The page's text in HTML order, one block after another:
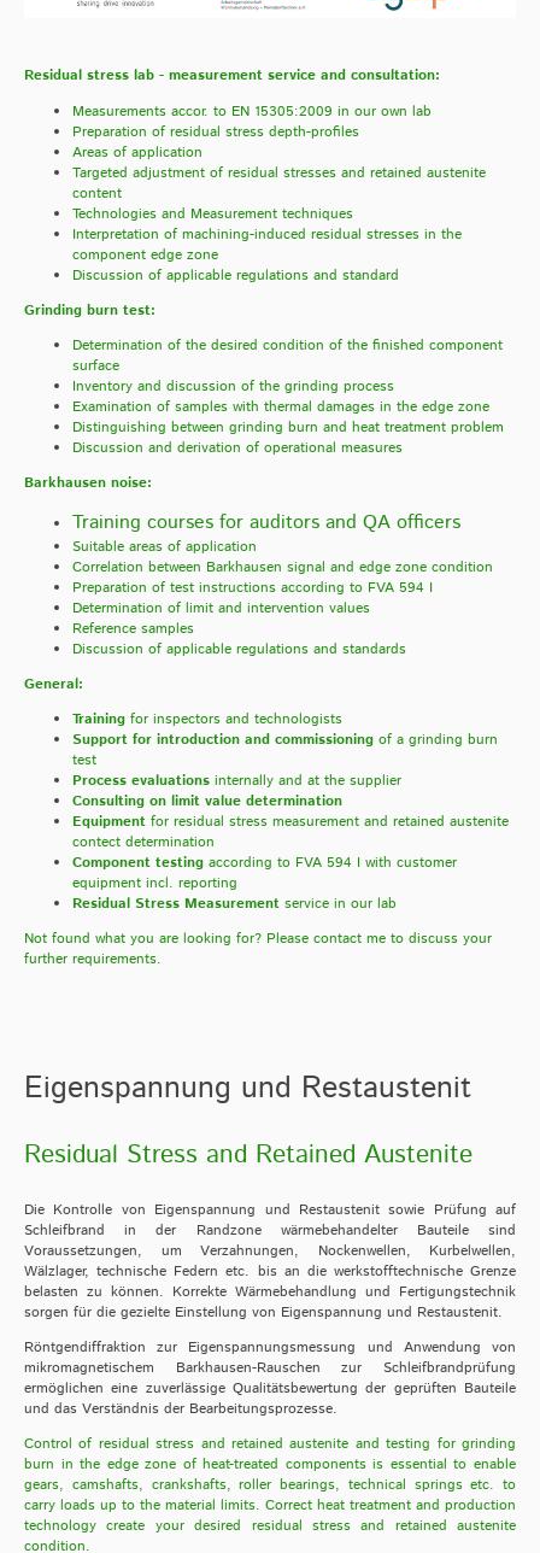
Residual stress lab - measurement service and consultation:
Measurements accor. to EN 15305:2009 in our own lab
Preparation of residual stress depth-profiles
Areas of application
Targeted adjustment of residual stresses and retained austenite
content
Technologies and Measurement techniques
Interpretation of machining-induced residual stresses in the
component edge zone
Discussion of applicable regulations and standard
Grinding burn test:
Determination of the desired condition of the finished component
surface
Inventory and discussion of the grinding process
Examination of samples with thermal damages in the edge zone
Distinguishing between grinding burn and heat treatment problem
Discussion and derivation of operational measures
Barkhausen noise:
Training courses for auditors and QA officers
Suitable areas of application
Correlation between Barkhausen signal and edge zone condition
Preparation of test instructions according to FVA 594 I
Determination of limit and intervention values
Reference samples
Discussion of applicable regulations and standards
General:
Training for inspectors and technologists
Support for introduction and commissioning of a grinding burn
test
Process evaluations internally and at the supplier
Consulting on limit value determination
Equipment for residual stress measurement and retained austenite
contect determination
Component testing according to FVA 594 I with customer
equipment incl. reporting
Residual Stress Measurement service in our lab
Not found what you are looking for? Please contact me to discuss your
further requirements.
Eigenspannung und Restaustenit
Residual Stress and Retained Austenite
Die Kontrolle von Eigenspannung und Restaustenit sowie Prüfung auf
Schleifbrand in der Randzone wärmebehandelter Bauteile sind
Voraussetzungen, um Verzahnungen, Nockenwellen, Kurbelwellen,
Wälzlager, technische Federn etc. bis an die werkstofftechnische Grenze
belasten zu können. Korrekte Wärmebehandlung und Fertigungstechnik
sorgen für die gezielte Einstellung von Eigenspannung und Restaustenit.
Röntgendiffraktion zur Eigenspannungsmessung und Anwendung von
mikromagnetischem Barkhausen-Rauschen zur Schleifbrandprüfung
ermöglichen eine zuverlässige Qualitätsbewertung der geprüften Bauteile
und das Verständnis der Bearbeitungsprozesse.
Control of residual stress and retained austenite and testing for grinding
burn in the edge zone of heat-treated components is essential to enable
gears, camshafts, crankshafts, roller bearings, technical springs etc. to
carry loads up to the material limits. Correct heat treatment and production
technology create your desired residual stress and retained austenite
condition.